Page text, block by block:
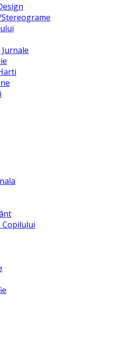
Copilului